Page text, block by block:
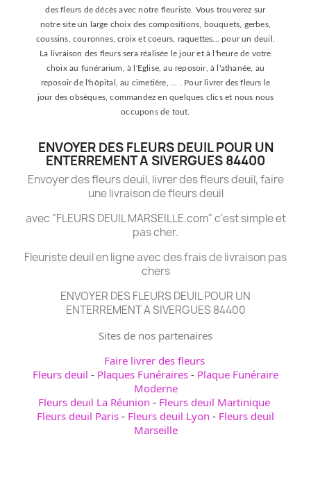
des fleurs de décès avec notre fleuriste. Vous trouverez sur
notre site un large choix des compositions, bouquets, gerbes,
coussins, couronnes, croix et coeurs, raquettes... pour un deuil.
La livraison des fleurs sera réalisée le jour et à l'heure de votre
choix au funérarium, à l'Eglise, au reposoir, à l'athanée, au
reposoir de l'hôpital, au cimetière, ... . Pour livrer des fleurs le
jour des obsèques, commandez en quelques clics et nous nous
occupons de tout.
ENVOYER DES FLEURS DEUIL POUR UN
ENTERREMENT A SIVERGUES 84400
Envoyer des fleurs deuil, livrer des fleurs deuil, faire
une livraison de fleurs deuil
avec "FLEURS DEUIL MARSEILLE.com" c'est simple et
pas cher.
Fleuriste deuil en ligne avec des frais de livraison pas
chers
ENVOYER DES FLEURS DEUIL POUR UN
ENTERREMENT A SIVERGUES 84400
Sites de nos partenaires
Faire livrer des fleurs
Fleurs deuil - Plaques Funéraires - Plaque Funéraire
Moderne
Fleurs deuil La Réunion - Fleurs deuil Martinique
Fleurs deuil Paris - Fleurs deuil Lyon - Fleurs deuil
Marseille